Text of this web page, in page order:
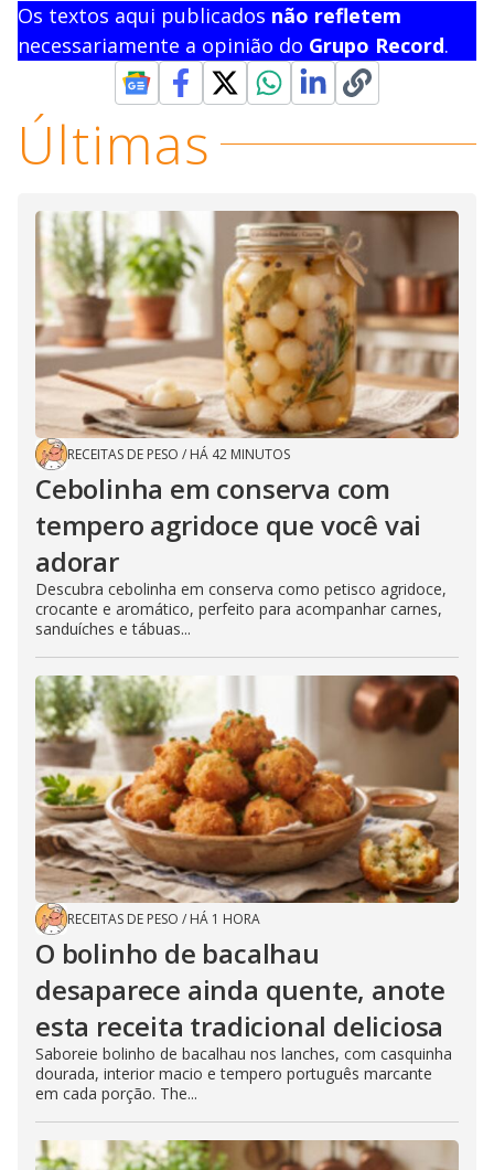
Os textos aqui publicados não refletem
necessariamente a opinião do Grupo Record.
Últimas
RECEITAS DE PESO / HÁ 42 MINUTOS
Cebolinha em conserva com
tempero agridoce que você vai
adorar
Descubra cebolinha em conserva como petisco agridoce,
crocante e aromático, perfeito para acompanhar carnes,
sanduíches e tábuas...
RECEITAS DE PESO / HÁ 1 HORA
O bolinho de bacalhau
desaparece ainda quente, anote
esta receita tradicional deliciosa
Saboreie bolinho de bacalhau nos lanches, com casquinha
dourada, interior macio e tempero português marcante
em cada porção. The...